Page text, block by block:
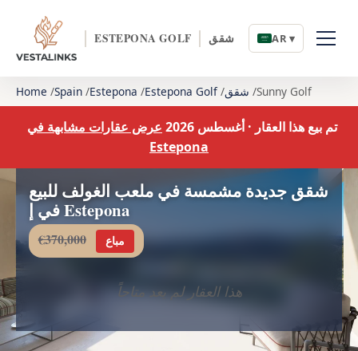
ESTEPONA GOLF شقق AR ▾
Home Spain Estepona Estepona Golf شقق Sunny Golf
تم بيع هذا العقار · أغسطس 2026
عرض عقارات مشابهة في
Estepona
شقق جديدة مشمسة في ملعب الغولف للبيع
في إ Estepona
€370,000 مباع
هذا العقار لم يعد متاحاً